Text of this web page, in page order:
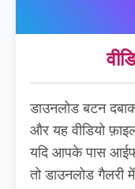
डाउनलोड बटन
और यह वीडियो
यदि आपके पास
तो डाउनलोड गैलरी